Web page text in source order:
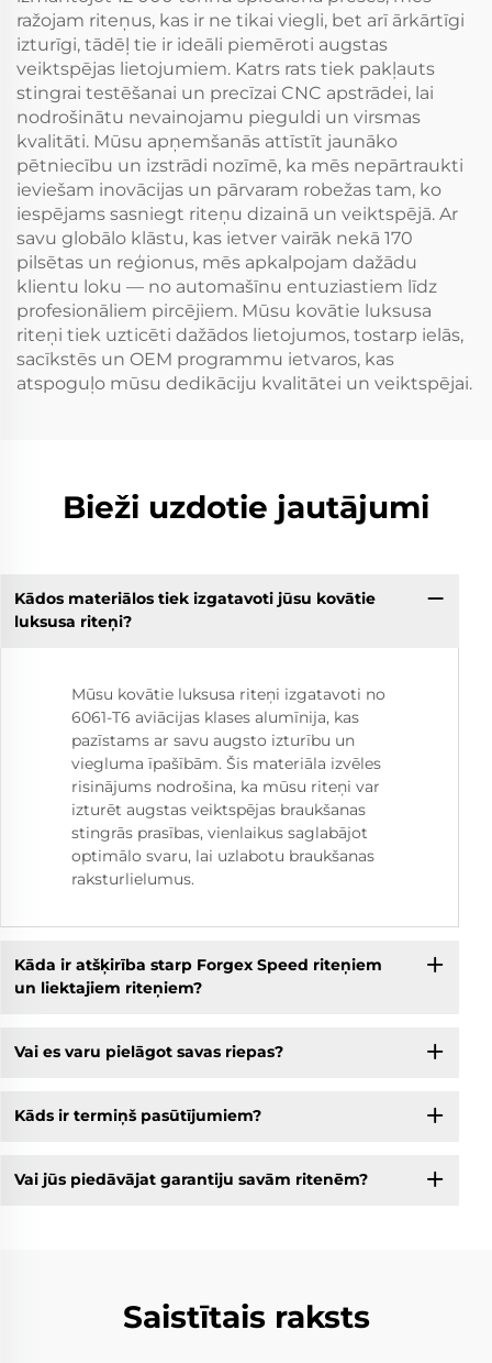
ražojam riteņus, kas ir ne tikai viegli, bet arī ārkārtīgi
izturīgi, tādēļ tie ir ideāli piemēroti augstas
veiktspējas lietojumiem. Katrs rats tiek pakļauts
stingrai testēšanai un precīzai CNC apstrādei, lai
nodrošinātu nevainojamu pieguldi un virsmas
kvalitāti. Mūsu apņemšanās attīstīt jaunāko
pētniecību un izstrādi nozīmē, ka mēs nepārtraukti
ieviešam inovācijas un pārvaram robežas tam, ko
iespējams sasniegt riteņu dizainā un veiktspējā. Ar
savu globālo klāstu, kas ietver vairāk nekā 170
pilsētas un reģionus, mēs apkalpojam dažādu
klientu loku — no automašīnu entuziastiem līdz
profesionāliem pircējiem. Mūsu kovātie luksusa
riteņi tiek uzticēti dažādos lietojumos, tostarp ielās,
sacīkstēs un OEM programmu ietvaros, kas
atspoguļo mūsu dedikāciju kvalitātei un veiktspējai.
Bieži uzdotie jautājumi
Kādos materiālos tiek izgatavoti jūsu kovātie
luksusa riteņi?
Mūsu kovātie luksusa riteņi izgatavoti no
6061-T6 aviācijas klases alumīnija, kas
pazīstams ar savu augsto izturību un
viegluma īpašībām. Šis materiāla izvēles
risinājums nodrošina, ka mūsu riteņi var
izturēt augstas veiktspējas braukšanas
stingrās prasības, vienlaikus saglabājot
optimālo svaru, lai uzlabotu braukšanas
raksturlielumus.
Kāda ir atšķirība starp Forgex Speed riteņiem
un liektajiem riteņiem?
Vai es varu pielāgot savas riepas?
Kāds ir termiņš pasūtījumiem?
Vai jūs piedāvājat garantiju savām ritenēm?
Saistītais raksts